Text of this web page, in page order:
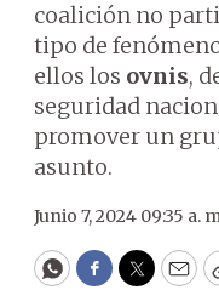
coalición no
tipo de
ellos los ovnis,
seguridad
promover un
asunto.
Junio 7, 2024 09:35 a.
WhatsApp
Facebook
Twitter